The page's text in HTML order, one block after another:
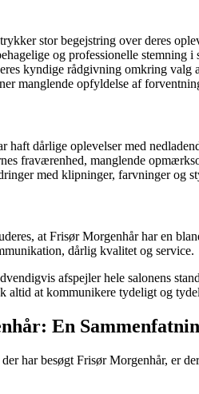
stor begejstring over deres
og professionelle stemning i
kyndige rådgivning omkring
manglende opfyldelse af
haft dårlige oplevelser med
fraværenhed, manglende
med klipninger, farvninger og
at Frisør Morgenhår har en
dårlig kvalitet og service.
afspejler hele salonens
at kommunikere tydeligt og
En
har besøgt Frisør Morgenhår, er